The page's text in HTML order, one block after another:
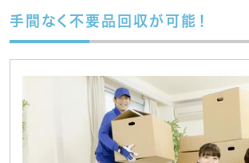
手間なく不要品回収が可能！